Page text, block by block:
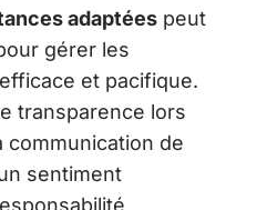
adaptées peut
gérer les
et pacifique.
transparence lors
communication de
sentiment